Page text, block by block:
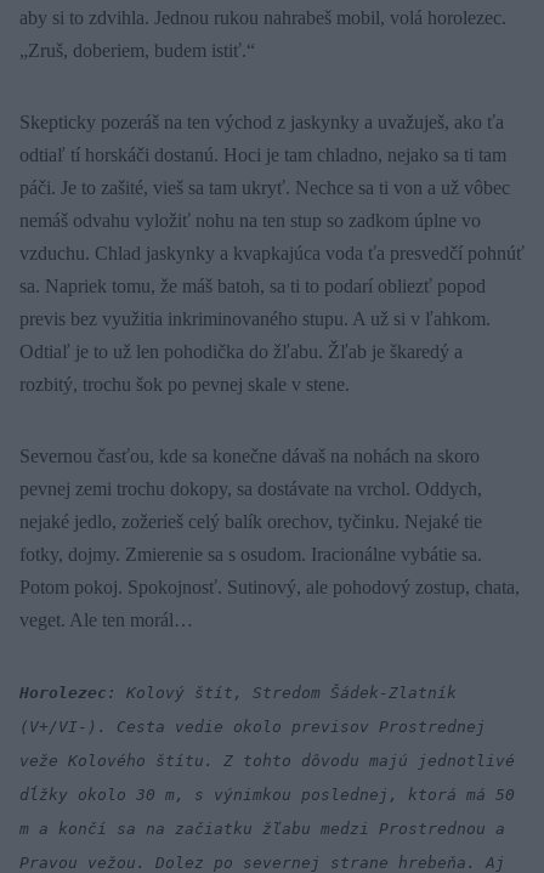
aby si to zdvihla. Jednou rukou nahrabeš mobil, volá horolezec.
„Zruš, doberiem, budem istiť.“
Skepticky pozeráš na ten východ z jaskynky a uvažuješ, ako ťa
odtiaľ tí horskáči dostanú. Hoci je tam chladno, nejako sa ti tam
páči. Je to zašité, vieš sa tam ukryť. Nechce sa ti von a už vôbec
nemáš odvahu vyložiť nohu na ten stup so zadkom úplne vo
vzduchu. Chlad jaskynky a kvapkajúca voda ťa presvedčí pohnúť
sa. Napriek tomu, že máš batoh, sa ti to podarí obliezť popod
previs bez využitia inkriminovaného stupu. A už si v ľahkom.
Odtiaľ je to už len pohodička do žľabu. Žľab je škaredý a
rozbitý, trochu šok po pevnej skale v stene.
Severnou časťou, kde sa konečne dávaš na nohách na skoro
pevnej zemi trochu dokopy, sa dostávate na vrchol. Oddych,
nejaké jedlo, zožerieš celý balík orechov, tyčinku. Nejaké tie
fotky, dojmy. Zmierenie sa s osudom. Iracionálne vybátie sa.
Potom pokoj. Spokojnosť. Sutinový, ale pohodový zostup, chata,
veget. Ale ten morál…
Horolezec : Kolový štít, Stredom Šádek-Zlatník
(V+/VI-). Cesta vedie okolo previsov Prostrednej
veže Kolového štítu. Z tohto dôvodu majú jednotlivé
dĺžky okolo 30 m, s výnimkou poslednej, ktorá má 50
m a končí sa na začiatku žľabu medzi Prostrednou a
Pravou vežou. Dolez po severnej strane hrebeňa. Aj